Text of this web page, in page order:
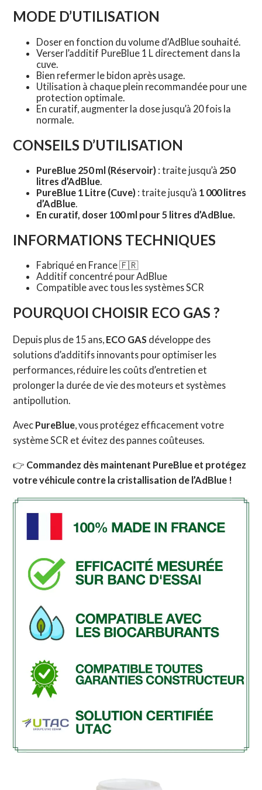
MODE D’UTILISATION
Doser en fonction du volume d’AdBlue souhaité.
Verser l’additif PureBlue 1 L directement dans la
cuve.
Bien refermer le bidon après usage.
Utilisation à chaque plein recommandée pour une
protection optimale.
En curatif, augmenter la dose jusqu’à 20 fois la
normale.
CONSEILS D’UTILISATION
PureBlue 250 ml (Réservoir) : traite jusqu’à 250
litres d’AdBlue
PureBlue 1 Litre (Cuve) : traite jusqu’à 1 000 litres
d’AdBlue
En curatif, doser 100 ml pour 5 litres d’AdBlue.
INFORMATIONS TECHNIQUES
Fabriqué en France 🇫🇷
Additif concentré pour AdBlue
Compatible avec tous les systèmes SCR
POURQUOI CHOISIR ECO GAS ?
Depuis plus de 15 ans, ECO GAS développe des
solutions d’additifs innovants pour optimiser les
performances, réduire les coûts d’entretien et
prolonger la durée de vie des moteurs et systèmes
antipollution.
Avec PureBlue, vous protégez efficacement votre
système SCR et évitez des pannes coûteuses.
👉 Commandez dès maintenant PureBlue et protégez
votre véhicule contre la cristallisation de l’AdBlue !